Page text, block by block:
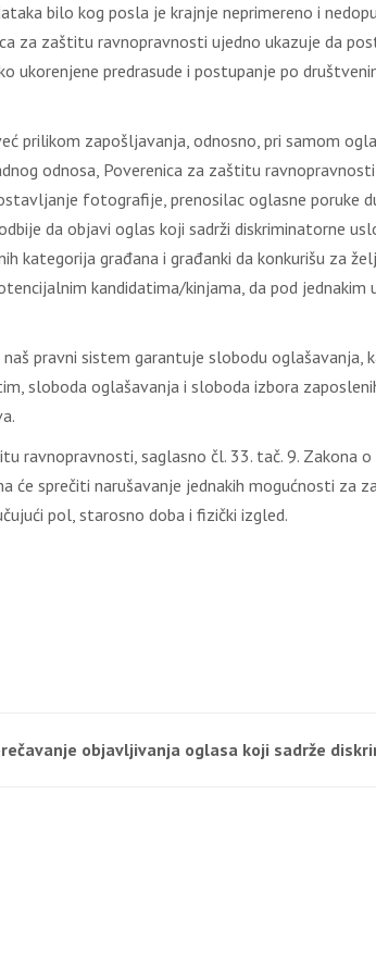
bilo kog posla je krajnje neprimereno i
za zaštitu ravnopravnosti ujedno ukazuje da
ukorenjene predrasude i postupanje po
prilikom zapošljavanja, odnosno, pri samom
odnosa, Poverenica za zaštitu
fotografije, prenosilac oglasne poruke
da objavi oglas koji sadrži diskriminatorne
kategorija građana i građanki da konkurišu za
kandidatima/kinjama, da pod
pravni sistem garantuje slobodu oglašavanja,
sloboda oglašavanja i sloboda izbora
ravnopravnosti, saglasno čl. 33. tač. 9. Zakona o
će sprečiti narušavanje jednakih mogućnosti za
pol, starosno doba i fizički izgled.
objavljivanja oglasa koji sadrže